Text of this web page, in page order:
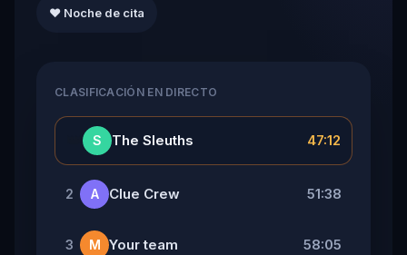
❤️ Noche de cita
CLASIFICACIÓN EN DIRECTO
S The Sleuths 47:12
2 A Clue Crew 51:38
3 M Your team 58:05